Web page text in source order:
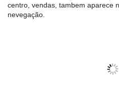
centro, vendas, tambem aparece
nevegação.